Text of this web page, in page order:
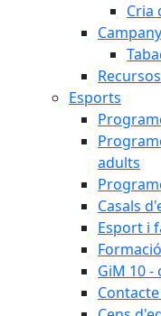
Cria
Esports
adults
Casals
Esport i
GiM 10